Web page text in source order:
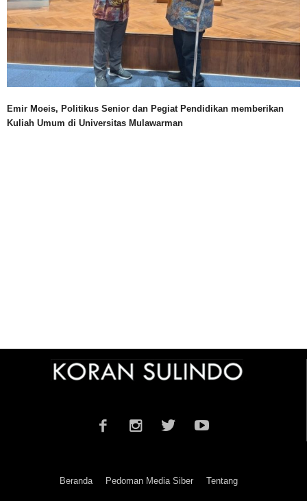
Emir Moeis, Politikus Senior dan Pegiat Pendidikan memberikan
Kuliah Umum di Universitas Mulawarman
Beranda Pedoman Media Siber Tentang